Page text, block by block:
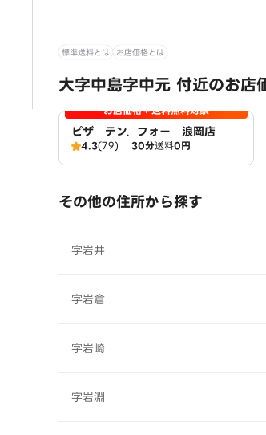
標準送料とは お店価格とは
大字中島字中元 付近のお店
お店価格＋送料無料対象
ピザ テン．フォー 浪岡店
4.3(79) 30分送料0円
その他の住所から探す
字岩井
字岩倉
字岩崎
字岩淵